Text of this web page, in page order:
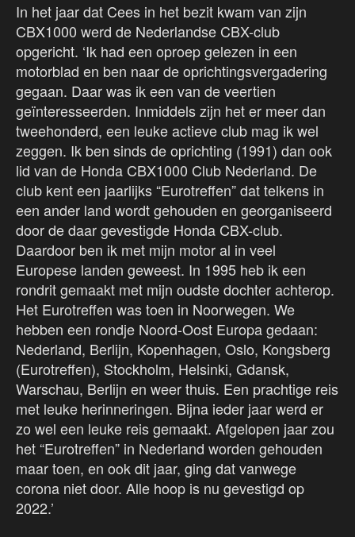
In het jaar dat Cees in het bezit kwam van zijn
CBX1000 werd de Nederlandse CBX-club
opgericht. ‘Ik had een oproep gelezen in een
motorblad en ben naar de oprichtingsvergadering
gegaan. Daar was ik een van de veertien
geïnteresseerden. Inmiddels zijn het er meer dan
tweehonderd, een leuke actieve club mag ik wel
zeggen. Ik ben sinds de oprichting (1991) dan ook
lid van de Honda CBX1000 Club Nederland. De
club kent een jaarlijks “Eurotreffen” dat telkens in
een ander land wordt gehouden en georganiseerd
door de daar gevestigde Honda CBX-club.
Daardoor ben ik met mijn motor al in veel
Europese landen geweest. In 1995 heb ik een
rondrit gemaakt met mijn oudste dochter achterop.
Het Eurotreffen was toen in Noorwegen. We
hebben een rondje Noord-Oost Europa gedaan:
Nederland, Berlijn, Kopenhagen, Oslo, Kongsberg
(Eurotreffen), Stockholm, Helsinki, Gdansk,
Warschau, Berlijn en weer thuis. Een prachtige reis
met leuke herinneringen. Bijna ieder jaar werd er
zo wel een leuke reis gemaakt. Afgelopen jaar zou
het “Eurotreffen” in Nederland worden gehouden
maar toen, en ook dit jaar, ging dat vanwege
corona niet door. Alle hoop is nu gevestigd op
2022.’